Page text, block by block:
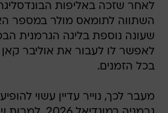
השתווה לתומאס מולר במספר
שעונה נוספת בליגה הגרמנית
לאפשר לו לעבור את אוליבר
בכל הזמנים.
מעבר לכך, נוייר עדיין עשוי